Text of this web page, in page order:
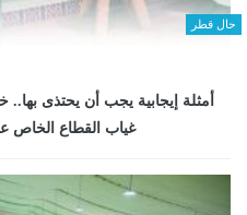
حال قطر
غياب القطاع الخاص